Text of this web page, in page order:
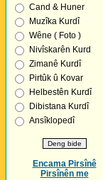
Cand & Huner
Muzîka Kurdî
Wêne ( Foto )
Nivîskarên Kurd
Zimanê Kurdî
Pirtûk û Kovar
Helbestên Kurdî
Dibistana Kurdî
Ansîklopedî
Encama Pirsînê
Pirsînên me